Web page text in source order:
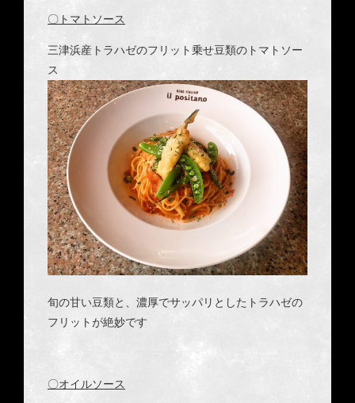
〇トマトソース
三津浜産トラハゼのフリット乗せ豆類のトマトソー
ス
旬の甘い豆類と、濃厚でサッパリとしたトラハゼの
フリットが絶妙です
〇オイルソース